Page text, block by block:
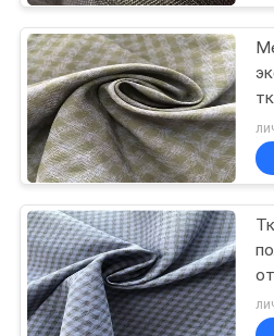
СВЯЖИТЕСЬ
МЫ
НОВОСТИ
СЛУЧАИ
COMPANY